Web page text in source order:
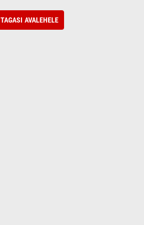
TAGASI AVALEHELE